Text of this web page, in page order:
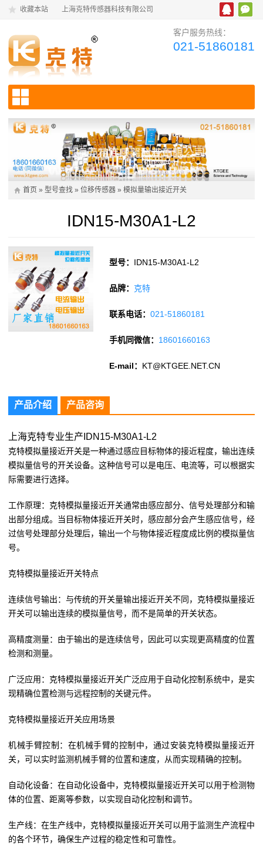
收藏本站 上海克特传感器科技有限公司
客户服务热线：
021-51860181
首页 » 型号查找 » 位移传感器 » 模拟量输出接近开关
IDN15-M30A1-L2
型号： IDN15-M30A1-L2
品牌： 克特
联系电话：021-51860181
手机同微信： 18601660163
E-mail： KT@KTGEE.NET.CN
产品介绍 产品咨询
上海克特专业生产IDN15-M30A1-L2
克特模拟量接近开关是一种通过感应目标物体的接近程度，输出连续
模拟量信号的开关设备。这种信号可以是电压、电流等，可以根据实
际需要进行选择。
工作原理：克特模拟量接近开关通常由感应部分、信号处理部分和输
出部分组成。当目标物体接近开关时，感应部分会产生感应信号，经
过信号处理部分处理后，输出一个与物体接近程度成比例的模拟量信
号。
克特模拟量接近开关特点
连续信号输出：与传统的开关量输出接近开关不同，克特模拟量接近
开关可以输出连续的模拟量信号，而不是简单的开关状态。
高精度测量：由于输出的是连续信号，因此可以实现更高精度的位置
检测和测量。
广泛应用：克特模拟量接近开关广泛应用于自动化控制系统中，是实
现精确位置检测与远程控制的关键元件。
克特模拟量接近开关应用场景
机械手臂控制：在机械手臂的控制中，通过安装克特模拟量接近开
关，可以实时监测机械手臂的位置和速度，从而实现精确的控制。
自动化设备：在自动化设备中，克特模拟量接近开关可以用于检测物
体的位置、距离等参数，以实现自动化控制和调节。
生产线：在生产线中，克特模拟量接近开关可以用于监测生产流程中
的各个环节，确保生产过程的稳定性和可靠性。